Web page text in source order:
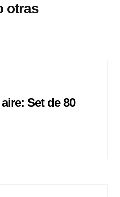
otras
Set de 80